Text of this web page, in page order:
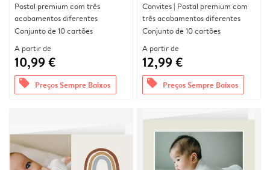
Postal premium com três
acabamentos diferentes
Conjunto de 10 cartões
A partir de
10,99 €
offers Preços Sempre Baixos
Convites | Postal premium com
três acabamentos diferentes
Conjunto de 10 cartões
A partir de
12,99 €
offers Preços Sempre Baixos